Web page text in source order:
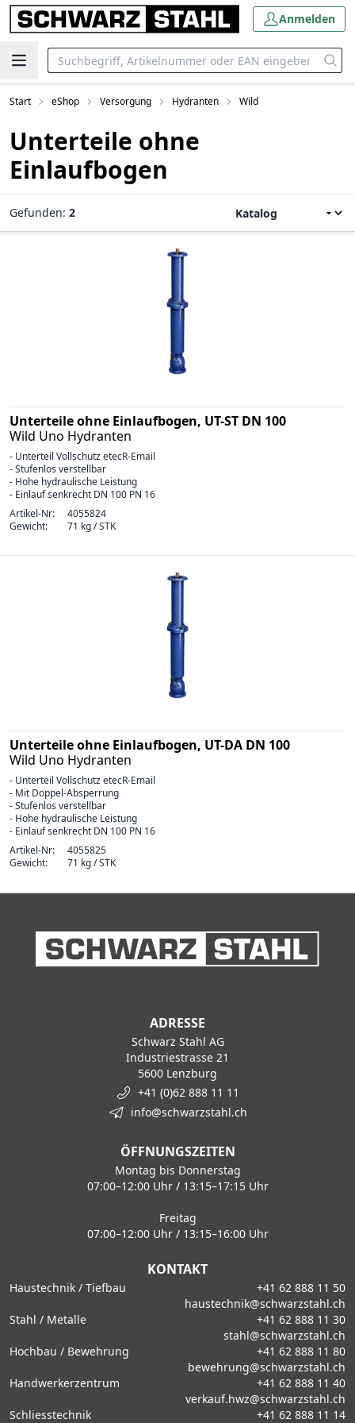
Anmelden
Start eShop Versorgung Hydranten Wild
Unterteile ohne
Einlaufbogen
Gefunden: 2
Unterteile ohne Einlaufbogen, UT-ST DN 100
Wild Uno Hydranten
- Unterteil Vollschutz etecR-Email
- Stufenlos verstellbar
- Hohe hydraulische Leistung
- Einlauf senkrecht DN 100 PN 16
Artikel-Nr:
4055824
Gewicht:
71 kg / STK
Unterteile ohne Einlaufbogen, UT-DA DN 100
Wild Uno Hydranten
- Unterteil Vollschutz etecR-Email
- Mit Doppel-Absperrung
- Stufenlos verstellbar
- Hohe hydraulische Leistung
- Einlauf senkrecht DN 100 PN 16
Artikel-Nr:
4055825
Gewicht:
71 kg / STK
ADRESSE
Schwarz Stahl AG
Industriestrasse 21
5600 Lenzburg
+41 (0)62 888 11 11
info@schwarzstahl.ch
ÖFFNUNGSZEITEN
Montag bis Donnerstag
07:00–12:00 Uhr / 13:15–17:15 Uhr
Freitag
07:00–12:00 Uhr / 13:15–16:00 Uhr
KONTAKT
Haustechnik / Tiefbau
+41 62 888 11 50
haustechnik@schwarzstahl.ch
Stahl / Metalle
+41 62 888 11 30
stahl@schwarzstahl.ch
Hochbau / Bewehrung
+41 62 888 11 80
bewehrung@schwarzstahl.ch
Handwerkerzentrum
+41 62 888 11 40
verkauf.hwz@schwarzstahl.ch
Schliesstechnik
+41 62 888 11 14